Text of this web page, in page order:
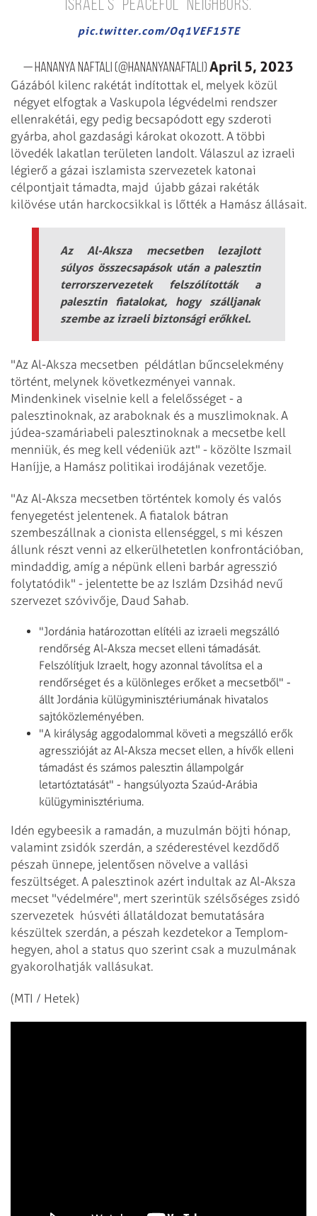
Israel's "peaceful" neighbors.
pic.twitter.com/Oq1VEF15TE
— Hananya Naftali (@HananyaNaftali) April 5, 2023
Gázából kilenc rakétát indítottak el, melyek közül
négyet elfogtak a Vaskupola légvédelmi rendszer
ellenrakétái, egy pedig becsapódott egy szderoti
gyárba, ahol gazdasági károkat okozott. A többi
lövedék lakatlan területen landolt. Válaszul az izraeli
légierő a gázai iszlamista szervezetek katonai
célpontjait támadta, majd újabb gázai rakéták
kilövése után harckocsikkal is lőtték a Hamász állásait.
Az Al-Aksza mecsetben lezajlott
súlyos összecsapások után a palesztin
terrorszervezetek felszólították a
palesztin fiatalokat, hogy szálljanak
szembe az izraeli biztonsági erőkkel.
"Az Al-Aksza mecsetben példátlan bűncselekmény
történt, melynek következményei vannak.
Mindenkinek viselnie kell a felelősséget - a
palesztinoknak, az araboknak és a muszlimoknak. A
júdea-szamáriabeli palesztinoknak a mecsetbe kell
menniük, és meg kell védeniük azt" - közölte Iszmail
Haníjje, a Hamász politikai irodájának vezetője.
"Az Al-Aksza mecsetben történtek komoly és valós
fenyegetést jelentenek. A fiatalok bátran
szembeszállnak a cionista ellenséggel, s mi készen
állunk részt venni az elkerülhetetlen konfrontációban,
mindaddig, amíg a népünk elleni barbár agresszió
folytatódik" - jelentette be az Iszlám Dzsihád nevű
szervezet szóvivője, Daud Sahab.
"Jordánia határozottan elítéli az izraeli megszálló
rendőrség Al-Aksza mecset elleni támadását.
Felszólítjuk Izraelt, hogy azonnal távolítsa el a
rendőrséget és a különleges erőket a mecsetből" -
állt Jordánia külügyminisztériumának hivatalos
sajtóközleményében.
"A királyság aggodalommal követi a megszálló erők
agresszióját az Al-Aksza mecset ellen, a hívők elleni
támadást és számos palesztin állampolgár
letartóztatását" - hangsúlyozta Szaúd-Arábia
külügyminisztériuma.
Idén egybeesik a ramadán, a muzulmán böjti hónap,
valamint zsidók szerdán, a széderestével kezdődő
pészah ünnepe, jelentősen növelve a vallási
feszültséget. A palesztinok azért indultak az Al-Aksza
mecset "védelmére", mert szerintük szélsőséges zsidó
szervezetek húsvéti állatáldozat bemutatására
készültek szerdán, a pészah kezdetekor a Templom-
hegyen, ahol a status quo szerint csak a muzulmának
gyakorolhatják vallásukat.
(MTI / Hetek)